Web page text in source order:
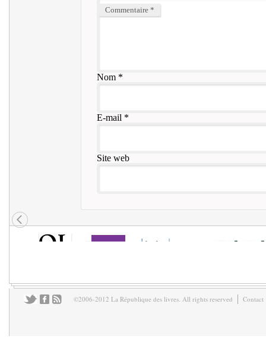
Commentaire *
Nom*
E-mail *
Site web
©2006-2012 La République des livres. All rights reserved Contact